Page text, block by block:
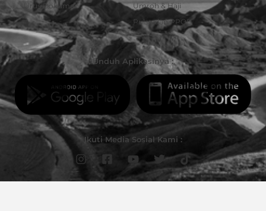
Urus Dokumen
Umroh & Haji
Pulsa dan PPOB
Unduh Aplikasinya :
Ikuti Media Sosial Kami :